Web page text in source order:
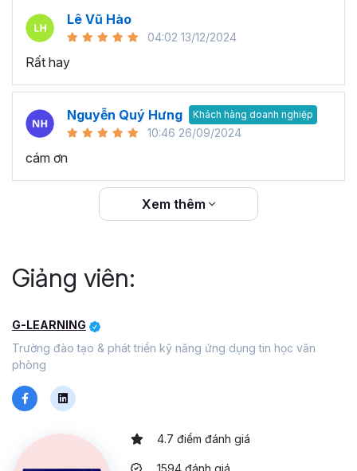
Lê Vũ Hào
04:02 13/12/2024
Rất hay
Nguyễn Quý Hưng Khách hàng doanh nghiệp
10:46 26/09/2024
cám ơn
Xem thêm
Giảng viên:
G-LEARNING
Trường đào tạo & phát triển kỹ năng ứng dụng tin học văn
phòng
4.7 điểm đánh giá